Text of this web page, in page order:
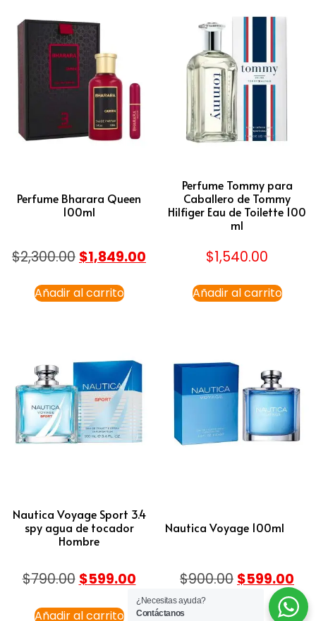
Perfume Bharara Queen
100ml
$2,300.00 $1,849.00
Añadir al carrito
Perfume Tommy para
Caballero de Tommy
Hilfiger Eau de Toilette 100
ml
$1,540.00
Añadir al carrito
Nautica Voyage Sport 3.4
spy agua de tocador
Hombre
$790.00 $599.00
Añadir al carrito
Nautica Voyage 100ml
$900.00 $599.00
¿Necesitas ayuda?
Contáctanos